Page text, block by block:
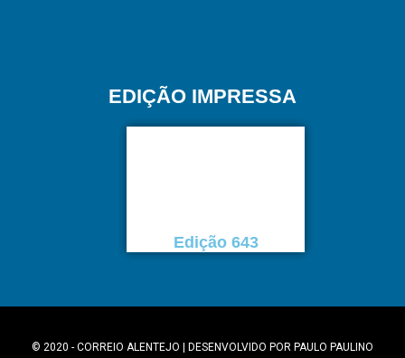
EDIÇÃO IMPRESSA
Edição 643
© 2020 - CORREIO ALENTEJO | DESENVOLVIDO POR PAULO PAULINO